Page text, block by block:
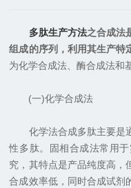
多肽生产方法之合成法
组成的序列，利用其生产特
为化学合成法、酶合成法和
(一)化学合成法
化学法合成多肽主要是通
性多肽。固相合成法常用
究，其特点是产品纯度高，
合成效率低，同时合成试剂